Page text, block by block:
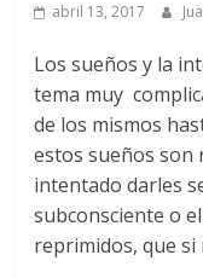
abril 13, 2017
Los sueños y la
tema muy
de los mismos
estos sueños son
intentado darles
subconsciente o
reprimidos, que si